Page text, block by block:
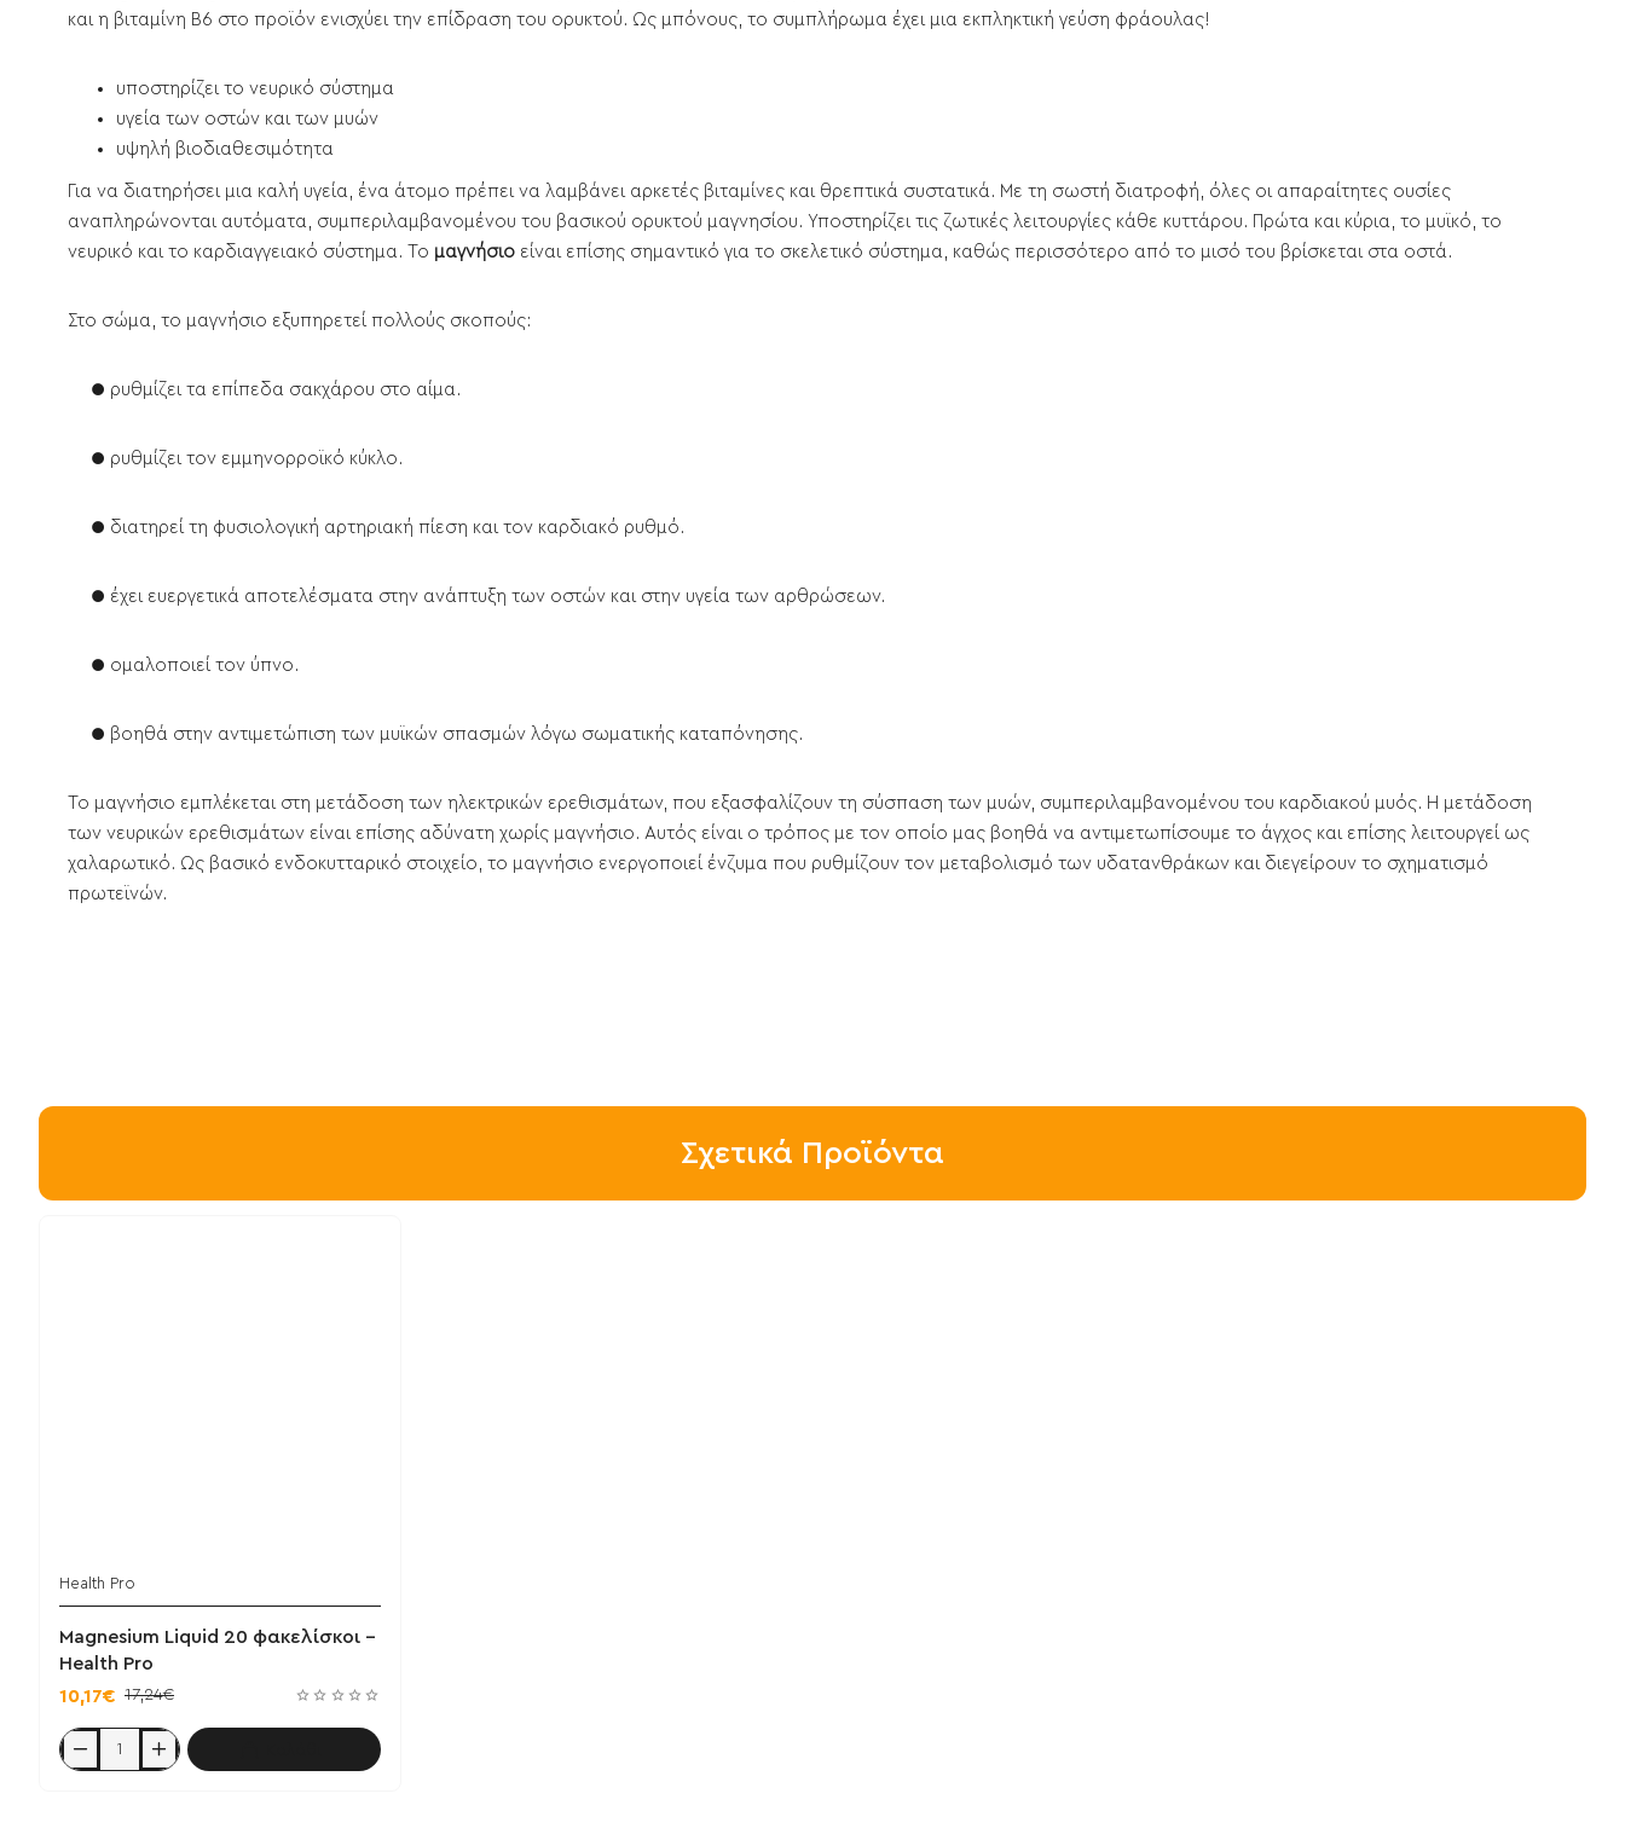
και η βιταμίνη Β6 στο προϊόν ενισχύει την επίδραση του ορυκτού. Ως μπόνους, το συμπλήρωμα έχει μια εκπληκτική γεύση φράουλας!
υποστηρίζει το νευρικό σύστημα
υγεία των οστών και των μυών
υψηλή βιοδιαθεσιμότητα
Για να διατηρήσει μια καλή υγεία, ένα άτομο πρέπει να λαμβάνει αρκετές βιταμίνες και θρεπτικά συστατικά. Με τη σωστή διατροφή, όλες οι απαραίτητες ουσίες
αναπληρώνονται αυτόματα, συμπεριλαμβανομένου του βασικού ορυκτού μαγνησίου. Υποστηρίζει τις ζωτικές λειτουργίες κάθε κυττάρου. Πρώτα και κύρια, το μυϊκό, το
νευρικό και το καρδιαγγειακό σύστημα. Το μαγνήσιο είναι επίσης σημαντικό για το σκελετικό σύστημα, καθώς περισσότερο από το μισό του βρίσκεται στα οστά.
Στο σώμα, το μαγνήσιο εξυπηρετεί πολλούς σκοπούς:
● ρυθμίζει τα επίπεδα σακχάρου στο αίμα.
● ρυθμίζει τον εμμηνορροϊκό κύκλο.
● διατηρεί τη φυσιολογική αρτηριακή πίεση και τον καρδιακό ρυθμό.
● έχει ευεργετικά αποτελέσματα στην ανάπτυξη των οστών και στην υγεία των αρθρώσεων.
● ομαλοποιεί τον ύπνο.
● βοηθά στην αντιμετώπιση των μυϊκών σπασμών λόγω σωματικής καταπόνησης.
Το μαγνήσιο εμπλέκεται στη μετάδοση των ηλεκτρικών ερεθισμάτων, που εξασφαλίζουν τη σύσπαση των μυών, συμπεριλαμβανομένου του καρδιακού μυός. Η μετάδοση
των νευρικών ερεθισμάτων είναι επίσης αδύνατη χωρίς μαγνήσιο. Αυτός είναι ο τρόπος με τον οποίο μας βοηθά να αντιμετωπίσουμε το άγχος και επίσης λειτουργεί ως
χαλαρωτικό. Ως βασικό ενδοκυτταρικό στοιχείο, το μαγνήσιο ενεργοποιεί ένζυμα που ρυθμίζουν τον μεταβολισμό των υδατανθράκων και διεγείρουν το σχηματισμό
πρωτεϊνών.
Σχετικά Προϊόντα
Health Pro
Magnesium Liquid 20 φακελίσκοι -
Health Pro
10,17€ 17,24€
Magnesium
Liquid